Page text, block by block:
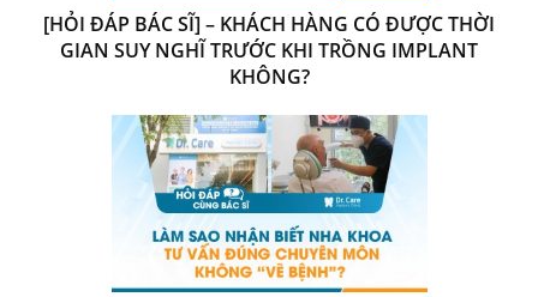
[HỎI ĐÁP BÁC SĨ] – KHÁCH HÀNG CÓ ĐƯỢC THỜI
GIAN SUY NGHĨ TRƯỚC KHI TRỒNG IMPLANT
KHÔNG?